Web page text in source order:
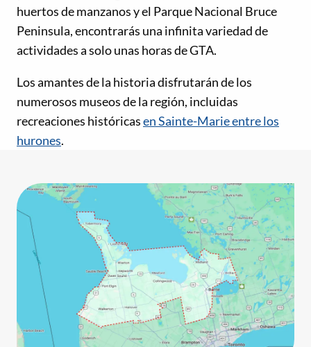
huertos de manzanos y el Parque Nacional Bruce
Peninsula, encontrarás una infinita variedad de
actividades a solo unas horas de GTA.
Los amantes de la historia disfrutarán de los
numerosos museos de la región, incluidas
recreaciones históricasen Sainte-Marie entre los
hurones.